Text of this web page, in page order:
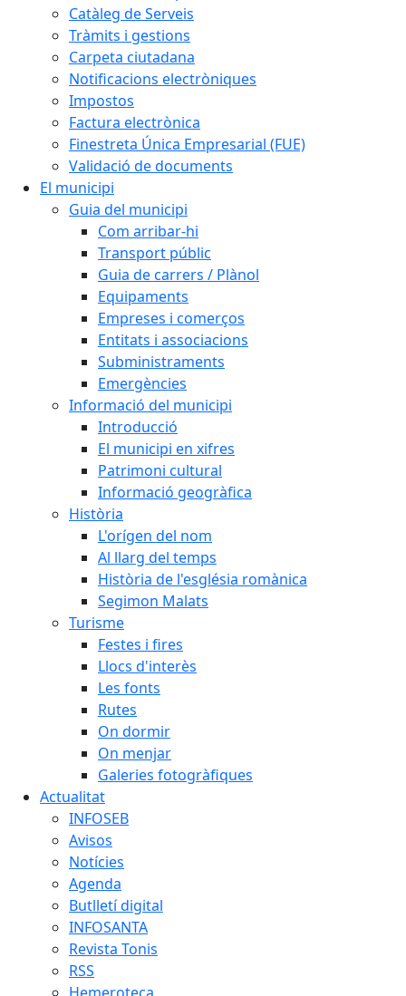
Catàleg de Serveis
Tràmits i gestions
Carpeta ciutadana
Notificacions electròniques
Impostos
Factura electrònica
Finestreta Única Empresarial (FUE)
Validació de documents
El municipi
Guia del municipi
Com arribar-hi
Transport públic
Guia de carrers / Plànol
Equipaments
Empreses i comerços
Entitats i associacions
Subministraments
Emergències
Informació del municipi
Introducció
El municipi en xifres
Patrimoni cultural
Informació geogràfica
Història
L'orígen del nom
Al llarg del temps
Història de l'església romànica
Segimon Malats
Turisme
Festes i fires
Llocs d'interès
Les fonts
Rutes
On dormir
On menjar
Galeries fotogràfiques
Actualitat
INFOSEB
Avisos
Notícies
Agenda
Butlletí digital
INFOSANTA
Revista Tonis
RSS